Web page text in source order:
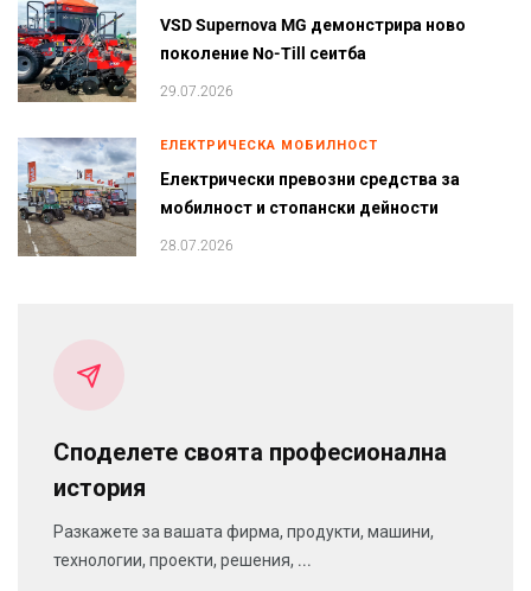
VSD Supernova MG демонстрира ново
поколение No-Till сеитба
29.07.2026
ЕЛЕКТРИЧЕСКА МОБИЛНОСТ
Електрически превозни средства за
мобилност и стопански дейности
28.07.2026
Споделете своята професионална
история
Разкажете за вашата фирма, продукти, машини,
технологии, проекти, решения, ...